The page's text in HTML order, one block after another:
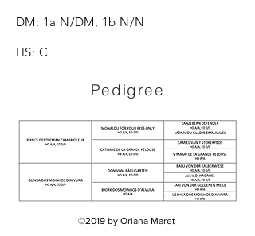
DM: 1a N/DM, 1b N/N
HS: C
Pedigree
©2019 by Oriana Maret